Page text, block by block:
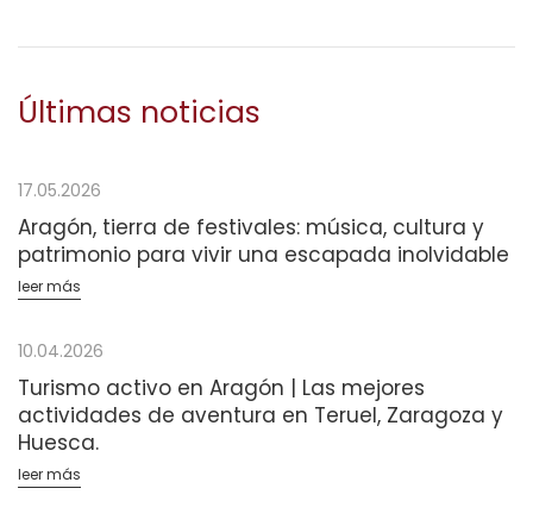
Últimas noticias
17.05.2026
Aragón, tierra de festivales: música, cultura y
patrimonio para vivir una escapada inolvidable
leer más
10.04.2026
Turismo activo en Aragón | Las mejores
actividades de aventura en Teruel, Zaragoza y
Huesca.
leer más